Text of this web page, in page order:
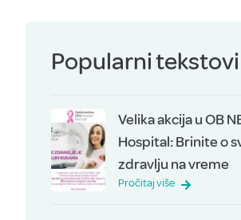
Popularni tekstovi
Velika akcija u OB
Hospital: Brinite o
zdravlju na vreme
Pročitaj više